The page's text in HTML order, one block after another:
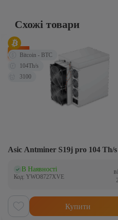
Схожі товари
Asic Antminer S19j pro 104 Th/s
-78%Bitcoin - BTC
104Th/s
3100
В Наявності
(0)
Код: YWO8727XVE
Купити